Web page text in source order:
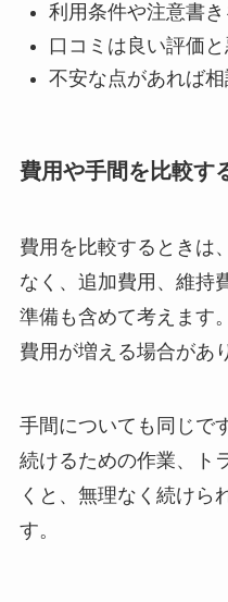
利用条件や注意書
口コミは良い評価
不安な点があれば
費用や手間を比較す
費用を比較するときは
なく、追加費用、維持
準備も含めて考えます
費用が増える場合があ
手間についても同じで
続けるための作業、ト
くと、無理なく続けら
す。